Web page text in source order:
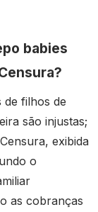
babies
de filhos de
são injustas;
exibida
o
as cobranças